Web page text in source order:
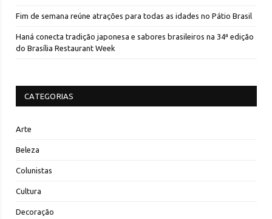
Fim de semana reúne atrações para todas as idades no Pátio Brasil
Haná conecta tradição japonesa e sabores brasileiros na 34ª edição
do Brasília Restaurant Week
CATEGORIAS
Arte
Beleza
Colunistas
Cultura
Decoração